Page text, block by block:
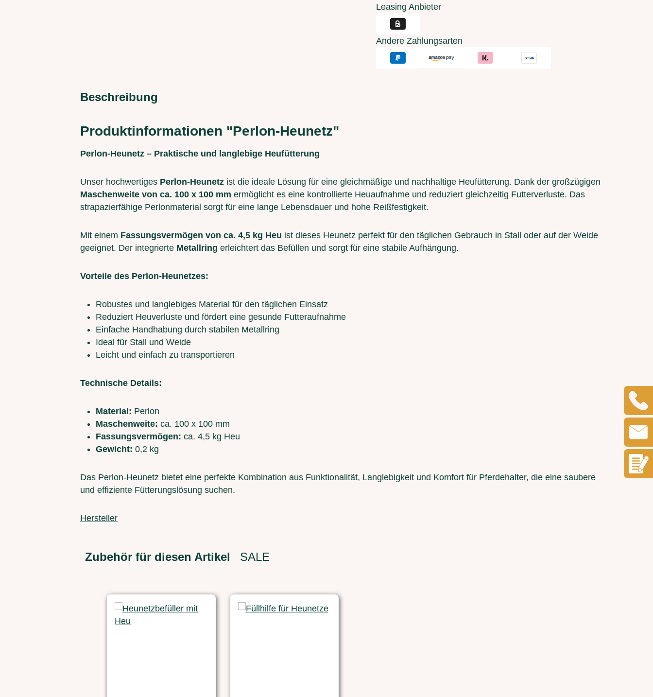
Leasing Anbieter
Andere Zahlungsarten
Beschreibung
Produktinformationen "Perlon-Heunetz"
Perlon-Heunetz – Praktische und langlebige Heufütterung
Unser hochwertiges Perlon-Heunetz ist die ideale Lösung für eine gleichmäßige und nachhaltige Heufütterung. Dank der großzügigen
Maschenweite von ca. 100 x 100 mm ermöglicht es eine kontrollierte Heuaufnahme und reduziert gleichzeitig Futterverluste. Das
strapazierfähige Perlonmaterial sorgt für eine lange Lebensdauer und hohe Reißfestigkeit.
Mit einem Fassungsvermögen von ca. 4,5 kg Heu ist dieses Heunetz perfekt für den täglichen Gebrauch in Stall oder auf der Weide
geeignet. Der integrierte Metallring erleichtert das Befüllen und sorgt für eine stabile Aufhängung.
Vorteile des Perlon-Heunetzes:
Robustes und langlebiges Material für den täglichen Einsatz
Reduziert Heuverluste und fördert eine gesunde Futteraufnahme
Einfache Handhabung durch stabilen Metallring
Ideal für Stall und Weide
Leicht und einfach zu transportieren
Technische Details:
Material: Perlon
Maschenweite: ca. 100 x 100 mm
Fassungsvermögen: ca. 4,5 kg Heu
Gewicht: 0,2 kg
Das Perlon-Heunetz bietet eine perfekte Kombination aus Funktionalität, Langlebigkeit und Komfort für Pferdehalter, die eine saubere
und effiziente Fütterungslösung suchen.
Hersteller
Zubehör für diesen Artikel SALE